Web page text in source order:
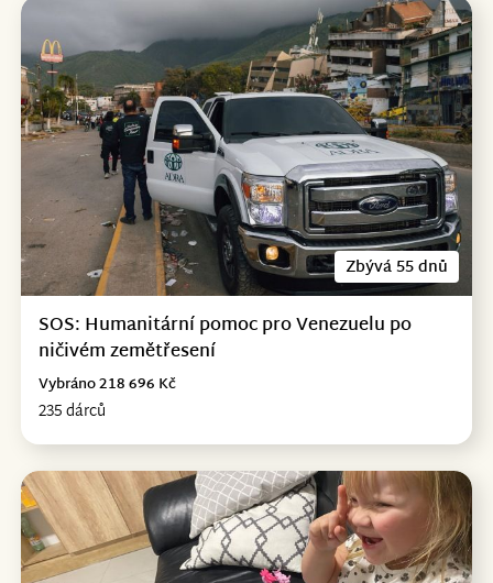
Zbývá 55 dnů
SOS: Humanitární pomoc pro Venezuelu po
ničivém zemětřesení
235 dárců
Vybráno 218 696 Kč